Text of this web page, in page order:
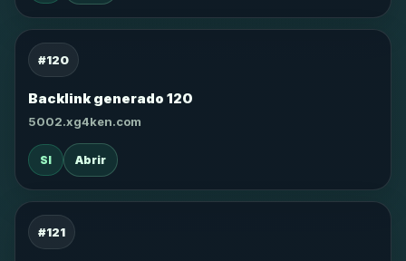
#120
Backlink generado 120
5002.xg4ken.com
SI Abrir
#121